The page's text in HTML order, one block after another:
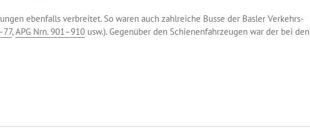
ebenfalls verbreitet. So waren auch zahlreiche Busse der Basler Verkehrs-
,APG Nrn. 901–910 usw.). Gegenüber den Schienenfahrzeugen war der bei den